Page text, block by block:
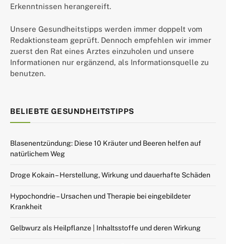
Erkenntnissen herangereift.
Unsere Gesundheitstipps werden immer doppelt vom
Redaktionsteam geprüft. Dennoch empfehlen wir immer
zuerst den Rat eines Arztes einzuholen und unsere
Informationen nur ergänzend, als Informationsquelle zu
benutzen.
BELIEBTE GESUNDHEITSTIPPS
Blasenentzündung: Diese 10 Kräuter und Beeren helfen auf
natürlichem Weg
Droge Kokain – Herstellung, Wirkung und dauerhafte Schäden
Hypochondrie – Ursachen und Therapie bei eingebildeter
Krankheit
Gelbwurz als Heilpflanze | Inhaltsstoffe und deren Wirkung